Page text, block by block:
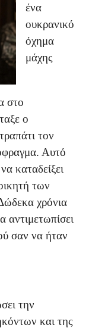
ένα
ουκρανικό
όχημα
μάχης
στο
ο
τον
Αυτό
καταδείξει
των
χρόνια
αντιμετωπίσει
σαν να ήταν
την
και της